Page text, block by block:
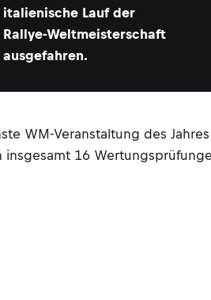
italienische Lauf der
Rallye-Weltmeisterschaft
ausgefahren.
WM-Veranstaltung des
16